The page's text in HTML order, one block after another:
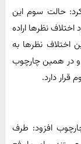
حالت سوم این
اختلاف نظرها اراده
اختلاف نظرها به
و در همین چارچوب
دارد.
افزود: طرف